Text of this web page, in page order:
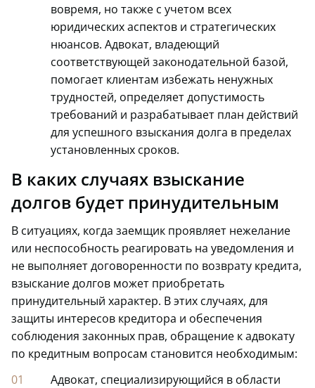
вовремя, но также с учетом всех
юридических аспектов и стратегических
нюансов. Адвокат, владеющий
соответствующей законодательной базой,
помогает клиентам избежать ненужных
трудностей, определяет допустимость
требований и разрабатывает план действий
для успешного взыскания долга в пределах
установленных сроков.
В каких случаях взыскание
долгов будет принудительным
В ситуациях, когда заемщик проявляет нежелание
или неспособность реагировать на уведомления и
не выполняет договоренности по возврату кредита,
взыскание долгов может приобретать
принудительный характер. В этих случаях, для
защиты интересов кредитора и обеспечения
соблюдения законных прав, обращение к адвокату
по кредитным вопросам становится необходимым:
Адвокат, специализирующийся в области